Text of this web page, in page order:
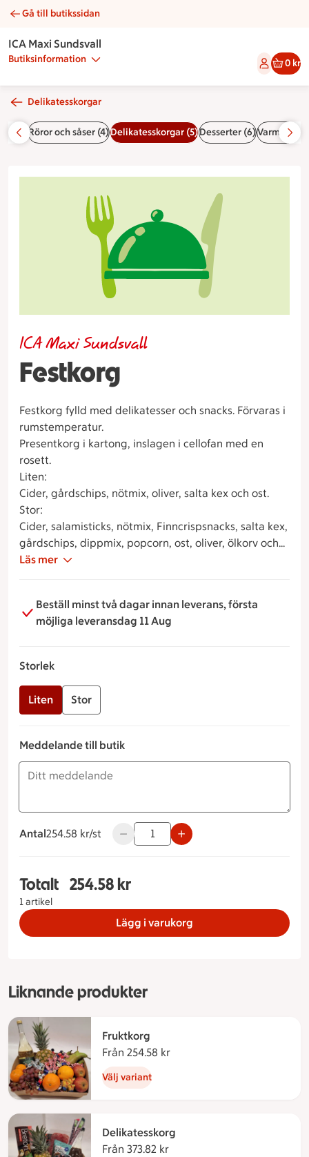
Festkorg | Catering ICA Maxi Sundsvall
Gå till butikssidan
ICA Maxi Sundsvall
Butiksinformation 0 kr
Delikatesskorgar
(4) Röror och såser (4)Delikatesskorgar (5)Desserter (6)Varmrätter
Festkorg
ICA Maxi Sundsvall
Festkorg fylld med delikatesser och snacks. Förvaras i
rumstemperatur.
Presentkorg i kartong, inslagen i cellofan med en
rosett.
Liten:
Cider, gårdschips, nötmix, oliver, salta kex och ost.
Stor:
Cider, salamisticks, nötmix, Finncrispsnacks, salta kex,
gårdschips, dippmix, popcorn, ost, oliver, ölkorv och
choklad.
Läs mer
Beställ minst två dagar innan leverans, första
möjliga leveransdag 11 Aug
Storlek
Liten Stor
Meddelande till butik
Antal
254.58 kronor styck
254.58 kr/st Använd knapparna för att minska
Totalt
1 artikel
Totalt 1 stycken Festkorg Storlek Liten, 254.58
254.58 kr
Lägg i varukorg
Liknande produkter
Fruktkorg
Från 254.58 kr
Välj variant
Delikatesskorg
Från 373.82 kr